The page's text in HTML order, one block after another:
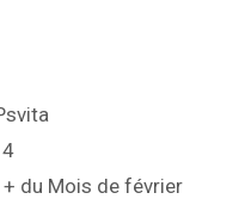
du Mois de février